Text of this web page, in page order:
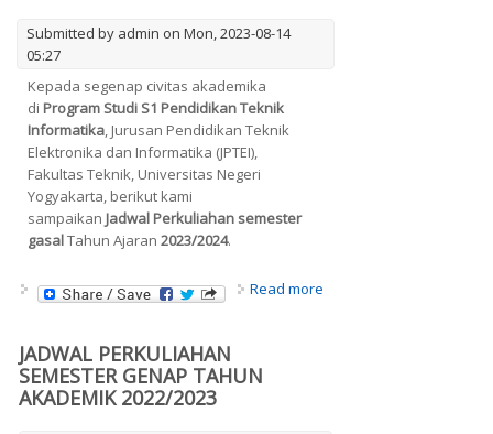
Submitted by admin on Mon, 2023-08-14
05:27
Kepada segenap civitas akademika
di Program Studi S1 Pendidikan Teknik
Informatika, Jurusan Pendidikan Teknik
Elektronika dan Informatika (JPTEI),
Fakultas Teknik, Universitas Negeri
Yogyakarta, berikut kami
sampaikan Jadwal Perkuliahan semester
gasalTahun Ajaran 2023/2024.
Read more
JADWAL PERKULIAHAN
SEMESTER GENAP TAHUN
AKADEMIK 2022/2023